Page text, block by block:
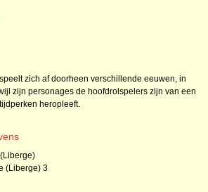
zich af doorheen verschillende eeuwen, in
zijn personages de hoofdrolspelers zijn van een
heropleeft.
(Liberge) 3